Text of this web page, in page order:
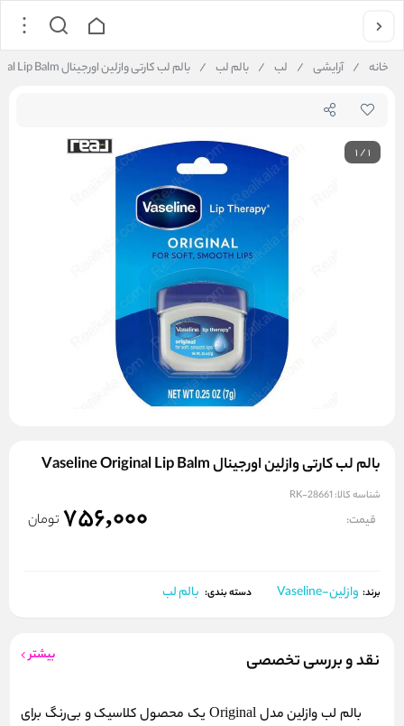
خانه / آرایشی / لب / بالم لب / بالم لب کارتی وازلین اورجینال Vaseline Original Lip Balm
1/1
بالم لب کارتی وازلین اورجینال Vaseline Original Lip Balm
شناسه کالا: RK-28661
قیمت: 756,000 تومان
برند: وازلین-Vaseline دسته بندی: بالم لب
نقد و بررسی تخصصی بیشتر
بالم لب وازلین مدل Original یک محصول کلاسیک و بی‌رنگ برای